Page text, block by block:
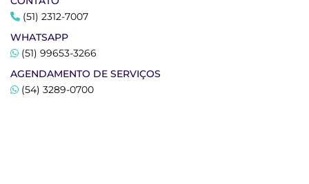
(51) 2312-7007
WHATSAPP
(51) 99653-3266
AGENDAMENTO DE SERVIÇOS
(54) 3289-0700